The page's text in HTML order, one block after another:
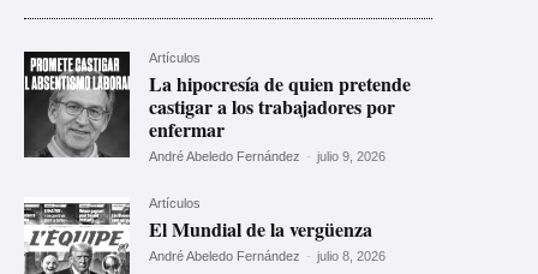
Artículos
La hipocresía de quien pretende
castigar a los trabajadores por
enfermar
André Abeledo Fernández - julio 9, 2026
Artículos
El Mundial de la vergüenza
André Abeledo Fernández - julio 8, 2026